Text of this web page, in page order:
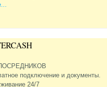
подключение и документы.
24/7